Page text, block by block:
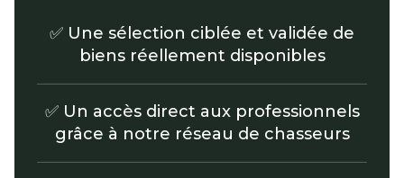
✅ Une sélection ciblée et validée de
biens réellement disponibles
✅ Un accès direct aux professionnels
grâce à notre réseau de chasseurs